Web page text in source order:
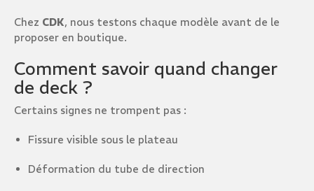
Chez CDK, nous testons chaque modèle avant de le
proposer en boutique.
Comment savoir quand changer
de deck ?
Certains signes ne trompent pas :
Fissure visible sous le plateau
Déformation du tube de direction